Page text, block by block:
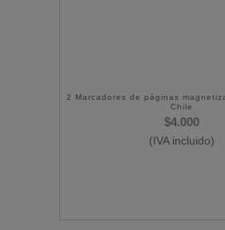
2 Marcadores de páginas
Chile
$4.000
(IVA incluido)